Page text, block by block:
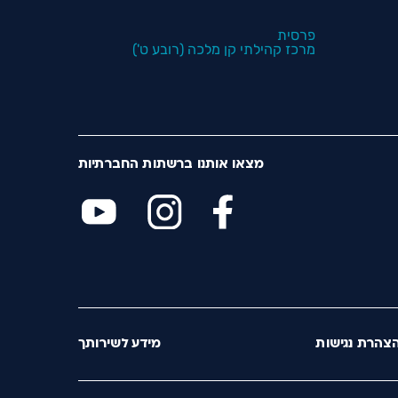
פרסית
מרכז קהילתי קן מלכה (רובע ט')
מצאו אותנו ברשתות החברתיות
נגישות מידע לשירותך